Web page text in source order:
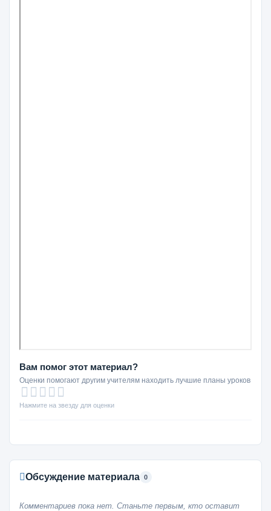
Вам помог этот материал?
Оценки помогают другим учителям находить лучшие планы уроков
Нажмите на звезду для оценки
Обсуждение материала 0
Комментариев пока нет. Станьте первым, кто оставит